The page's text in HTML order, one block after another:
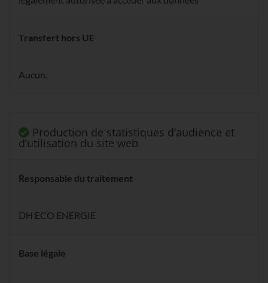
Transfert hors UE
Aucun.
Production de statistiques d’audience et
d’utilisation du site web
Responsable du traitement
DH ECO ENERGIE
Base légale